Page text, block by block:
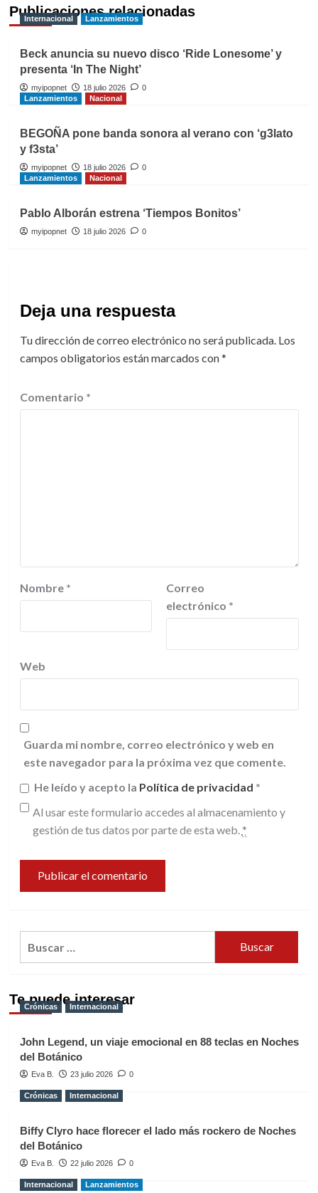
Publicaciones relacionadas
Internacional Lanzamientos
Beck anuncia su nuevo disco ‘Ride Lonesome’ y
presenta ‘In The Night’
myipopnet 18 julio 2026
0
Lanzamientos
Nacional
BEGOÑA pone banda sonora al verano con ‘g3lato
y f3sta’
myipopnet 18 julio 2026
0
Lanzamientos
Nacional
Pablo Alborán estrena ‘Tiempos Bonitos’
myipopnet 18 julio 2026 0
Deja una respuesta
Tu dirección de correo electrónico no será publicada. Los
campos obligatorios están marcados con*
Comentario *
Nombre *
Correo
electrónico *
Web
Guarda mi nombre, correo electrónico y web en
este navegador para la próxima vez que comente.
He leído y acepto la Política de privacidad *
Al usar este formulario accedes al almacenamiento y
gestión de tus datos por parte de esta web. *
Te puede interesar
Crónicas Internacional
John Legend, un viaje emocional en 88 teclas en Noches
del Botánico
Eva B. 23 julio 2026 0
Crónicas Internacional
Biffy Clyro hace florecer el lado más rockero de Noches
del Botánico
Eva B. 22 julio 2026 0
Internacional Lanzamientos